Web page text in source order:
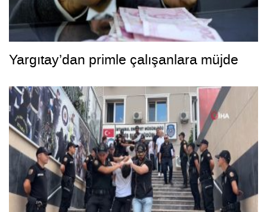
Yargıtay’dan primle çalışanlara müjde